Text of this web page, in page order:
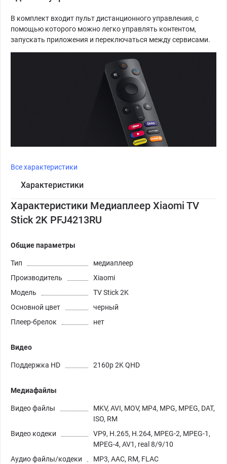
В комплект входит пульт дистанционного управления, с
помощью которого можно легко управлять контентом,
запускать приложения и переключаться между сервисами.
Все характеристики
Характеристики
Характеристики Медиаплеер Xiaomi TV
Stick 2K PFJ4213RU
Общие параметры
Тип
медиаплеер
Производитель
Xiaomi
Модель
TV Stick 2K
Основной цвет
черный
Плеер-брелок
нет
Видео
Поддержка HD 2160p 2K QHD
Медиафайлы
Видео файлы
MKV, AVI, MOV, MP4, MPG, MPEG, DAT,
ISO, RM
Видео кодеки
VP9, H.265, H.264, MPEG-2, MPEG-1,
MPEG-4, AV1, real 8/9/10
Аудио файлы/кодеки
MP3, AAC, RM, FLAC